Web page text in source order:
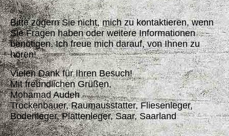
Bitte zögern Sie nicht, mich zu kontaktieren, wenn
Sie Fragen haben oder weitere Informationen
benötigen. Ich freue mich darauf, von Ihnen zu
hören!
Vielen Dank für Ihren Besuch!
Mit freundlichen Grüßen,
Mohamad Audeh
Trockenbauer, Raumausstatter, Fliesenleger,
Bodenleger, Plattenleger, Saar, Saarland